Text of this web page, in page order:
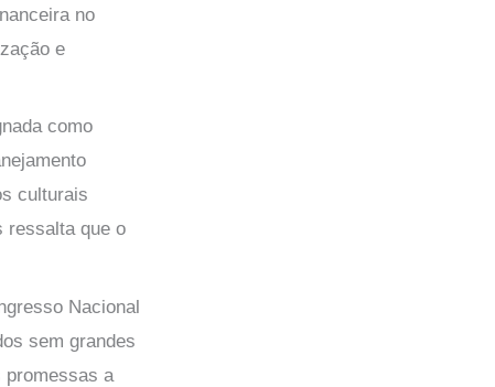
no
e
como
culturais
ressalta que o
Nacional
sem grandes
promessas a